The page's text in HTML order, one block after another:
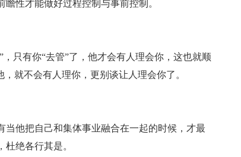
性才能做好过程控制与事前控制。
只有你“去管”了，他才会有人理会你，这也就顺
就不会有人理你，更别谈让人理会你了。
他把自己和集体事业融合在一起的时候，才最
绝各行其是。